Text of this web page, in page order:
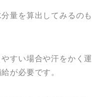
量を算出してみるのも
すい場合や汗をかく運
が必要です。